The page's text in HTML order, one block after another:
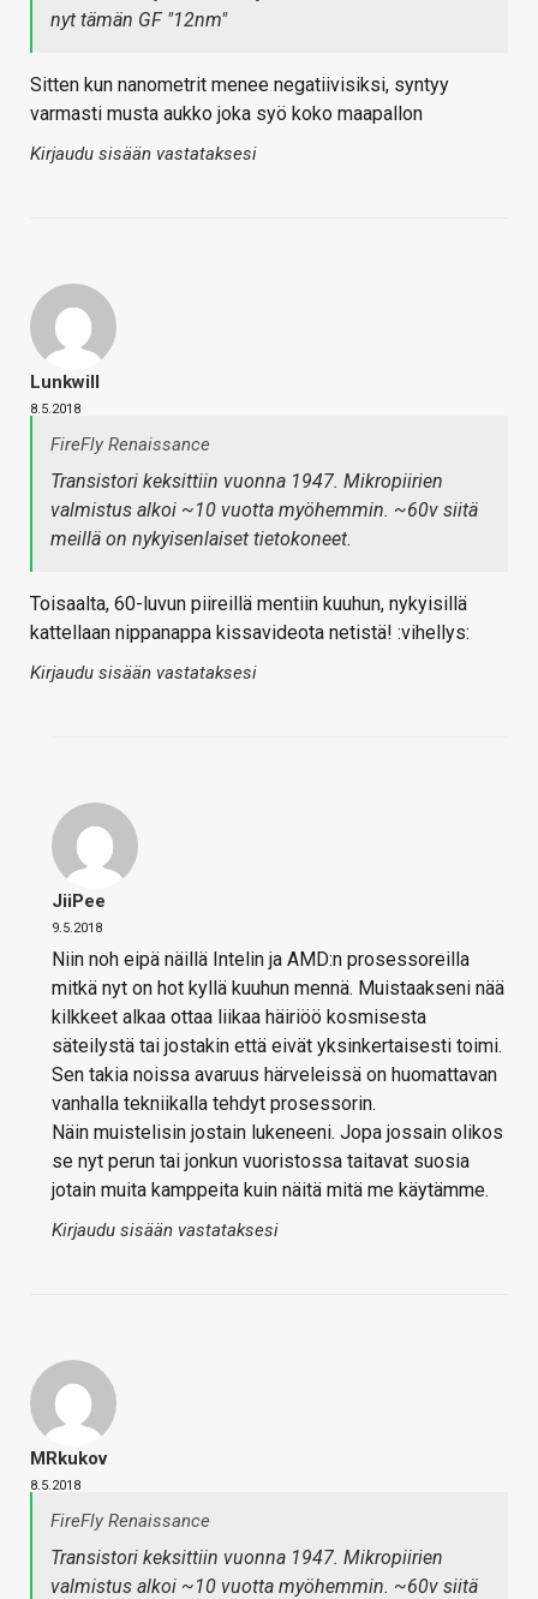
nyt tämän GF "12nm"
Sitten kun nanometrit menee negatiivisiksi, syntyy
varmasti musta aukko joka syö koko maapallon
Kirjaudu sisään vastataksesi
Lunkwill
8.5.2018
FireFly Renaissance
Transistori keksittiin vuonna 1947. Mikropiirien
valmistus alkoi ~10 vuotta myöhemmin. ~60v siitä
meillä on nykyisenlaiset tietokoneet.
Toisaalta, 60-luvun piireillä mentiin kuuhun, nykyisillä
kattellaan nippanappa kissavideota netistä! :vihellys:
Kirjaudu sisään vastataksesi
JiiPee
9.5.2018
Niin noh eipä näillä Intelin ja AMD:n prosessoreilla
mitkä nyt on hot kyllä kuuhun mennä. Muistaakseni nää
kilkkeet alkaa ottaa liikaa häiriöö kosmisesta
säteilystä tai jostakin että eivät yksinkertaisesti toimi.
Sen takia noissa avaruus härveleissä on huomattavan
vanhalla tekniikalla tehdyt prosessorin.
Näin muistelisin jostain lukeneeni. Jopa jossain olikos
se nyt perun tai jonkun vuoristossa taitavat suosia
jotain muita kamppeita kuin näitä mitä me käytämme.
Kirjaudu sisään vastataksesi
MRkukov
8.5.2018
FireFly Renaissance
Transistori keksittiin vuonna 1947. Mikropiirien
valmistus alkoi ~10 vuotta myöhemmin. ~60v siitä